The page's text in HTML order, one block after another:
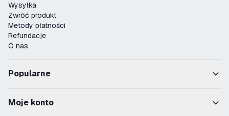
Wysyłka
Zwróć produkt
Metody płatności
Refundacje
O nas
Popularne
Moje konto